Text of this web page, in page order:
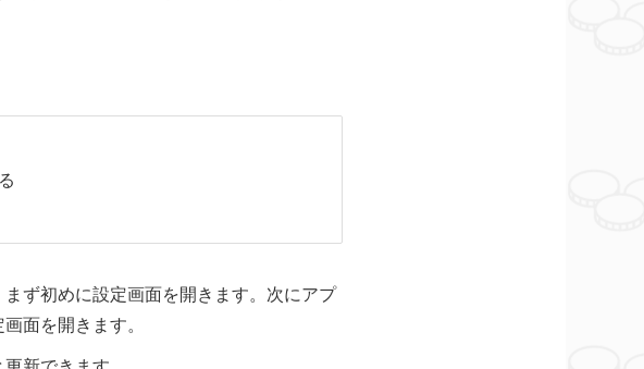
ず初めに設定画面を開きます。次にアプ
面を開きます。
新できます。